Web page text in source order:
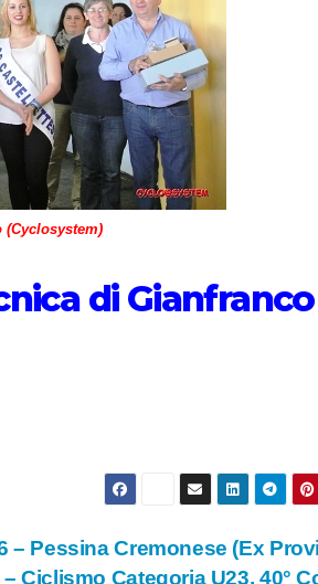
(Cyclosystem)
di Gianfranco
– Pessina Cremonese (Ex
Ciclismo Categoria U23, 40°